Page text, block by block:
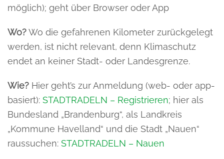
möglich); geht über Browser oder App
Wo?Wo die gefahrenen Kilometer zurückgelegt
werden, ist nicht relevant, denn Klimaschutz
endet an keiner Stadt- oder Landesgrenze.
Wie? Hier geht’s zur Anmeldung (web- oder app-
basiert): STADTRADELN – Registrieren; hier als
Bundesland „Brandenburg“, als Landkreis
„Kommune Havelland“ und die Stadt „Nauen“
raussuchen: STADTRADELN – Nauen